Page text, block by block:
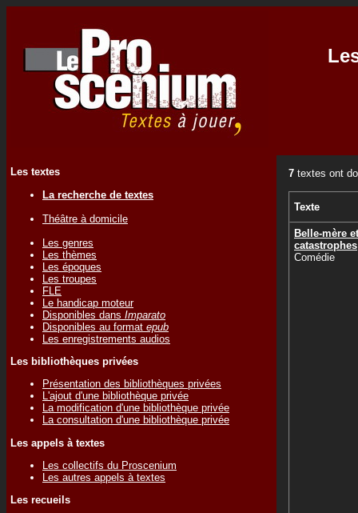
Les textes
La recherche de textes
Théâtre à domicile
Les genres
Les thèmes
Les époques
Les troupes
FLE
Le handicap moteur
Disponibles dans Imparato
Disponibles au format epub
Les enregistrements audios
Les bibliothèques privées
Présentation des bibliothèques privées
L'ajout d'une bibliothèque privée
La modification d'une bibliothèque privée
La consultation d'une bibliothèque privée
Les appels à textes
Les collectifs du Proscenium
Les autres appels à textes
Les recueils
7 textes ont
Texte
Belle-mère et
catastrophes
Comédie